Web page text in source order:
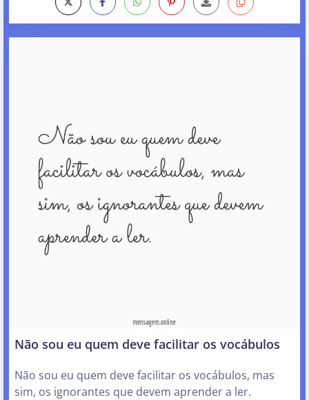
Não sou eu quem deve facilitar os vocábulos
Não sou eu quem deve facilitar os vocábulos, mas
sim, os ignorantes que devem aprender a ler.